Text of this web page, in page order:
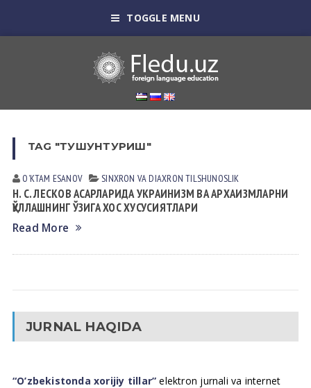
TOGGLE MENU
TAG "ТУШУНТУРИШ"
OʼKTAM ESАNOV SINXRON VА DIАXRON TILSHUNOSLIK
Н. С. ЛЕСКОВ АСАРЛАРИДА УКРАИНИЗМ ВА АРХАИЗМЛАРНИ
ҚЎЛЛАШНИНГ ЎЗИГА ХОС ХУСУСИЯТЛАРИ
Read More
JURNAL HAQIDA
“O’zbekistonda xorijiy tillar” elektron jurnali va internet